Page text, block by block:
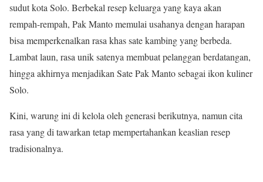
sudut kota Solo. Berbekal resep keluarga yang kaya akan
rempah-rempah, Pak Manto memulai usahanya dengan harapan
bisa memperkenalkan rasa khas sate kambing yang berbeda.
Lambat laun, rasa unik satenya membuat pelanggan berdatangan,
hingga akhirnya menjadikan Sate Pak Manto sebagai ikon kuliner
Solo.
Kini, warung ini di kelola oleh generasi berikutnya, namun cita
rasa yang di tawarkan tetap mempertahankan keaslian resep
tradisionalnya.